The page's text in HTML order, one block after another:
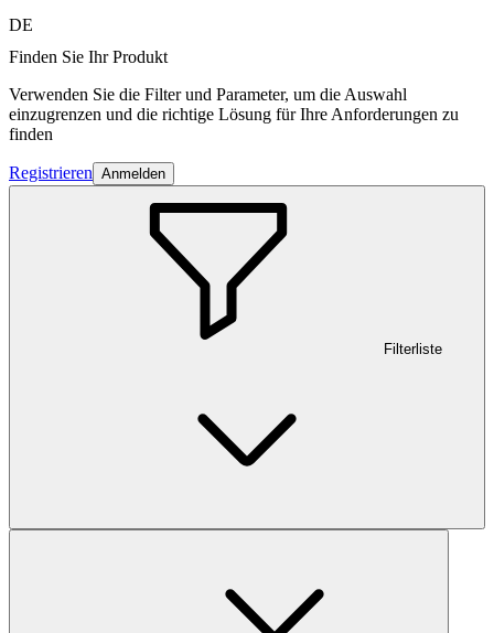
DE
Finden Sie Ihr Produkt
Verwenden Sie die Filter und Parameter, um die Auswahl
einzugrenzen und die richtige Lösung für Ihre Anforderungen zu
finden
Registrieren Anmelden
Filterliste